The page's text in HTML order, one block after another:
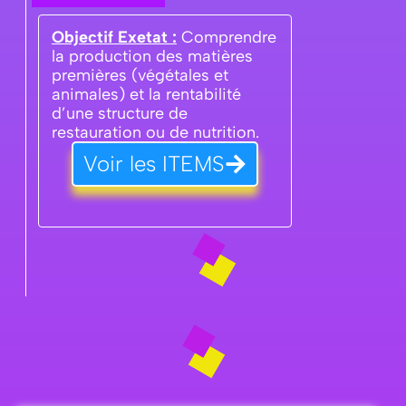
Objectif Exetat : Comprendre
la production des matières
premières (végétales et
animales) et la rentabilité
d’une structure de
restauration ou de nutrition.
Voir les ITEMS